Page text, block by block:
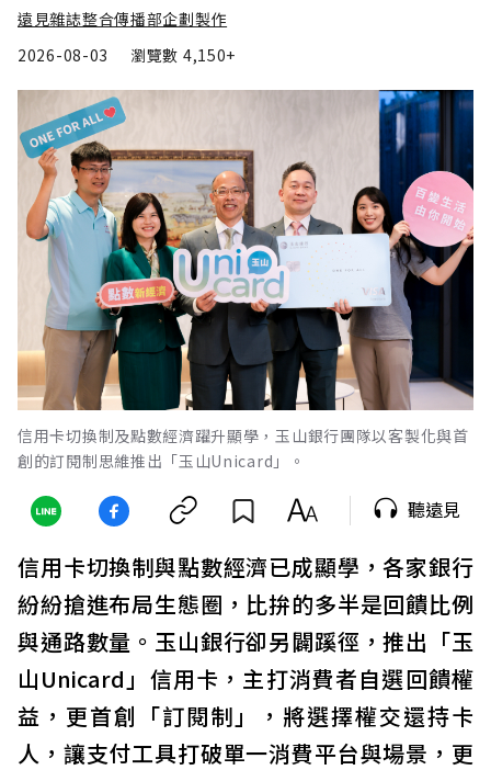
遠見雜誌整合傳播部企劃製作
2026-08-03
瀏覽數 4,150+
信用卡切換制及點數經濟躍升顯學，玉山銀行團隊以客製化與首
創的訂閱制思維推出「玉山Unicard」。
聽遠見
信用卡切換制與點數經濟已成顯學，各家銀行
紛紛搶進布局生態圈，比拚的多半是回饋比例
與通路數量。玉山銀行卻另闢蹊徑，推出「玉
山Unicard」信用卡，主打消費者自選回饋權
益，更首創「訂閱制」，將選擇權交還持卡
人，讓支付工具打破單一消費平台與場景，更